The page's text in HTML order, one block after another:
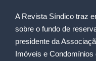
A Revista Síndico traz
sobre o fundo de
presidente da
Imóveis e